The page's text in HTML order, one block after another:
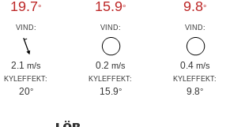
19.7°
VIND:
2.1 m/s
KYLEFFEKT:
20°
15.9°
VIND:
0.2 m/s
KYLEFFEKT:
15.9°
9.8°
VIND:
0.4 m/s
KYLEFFEKT:
9.8°